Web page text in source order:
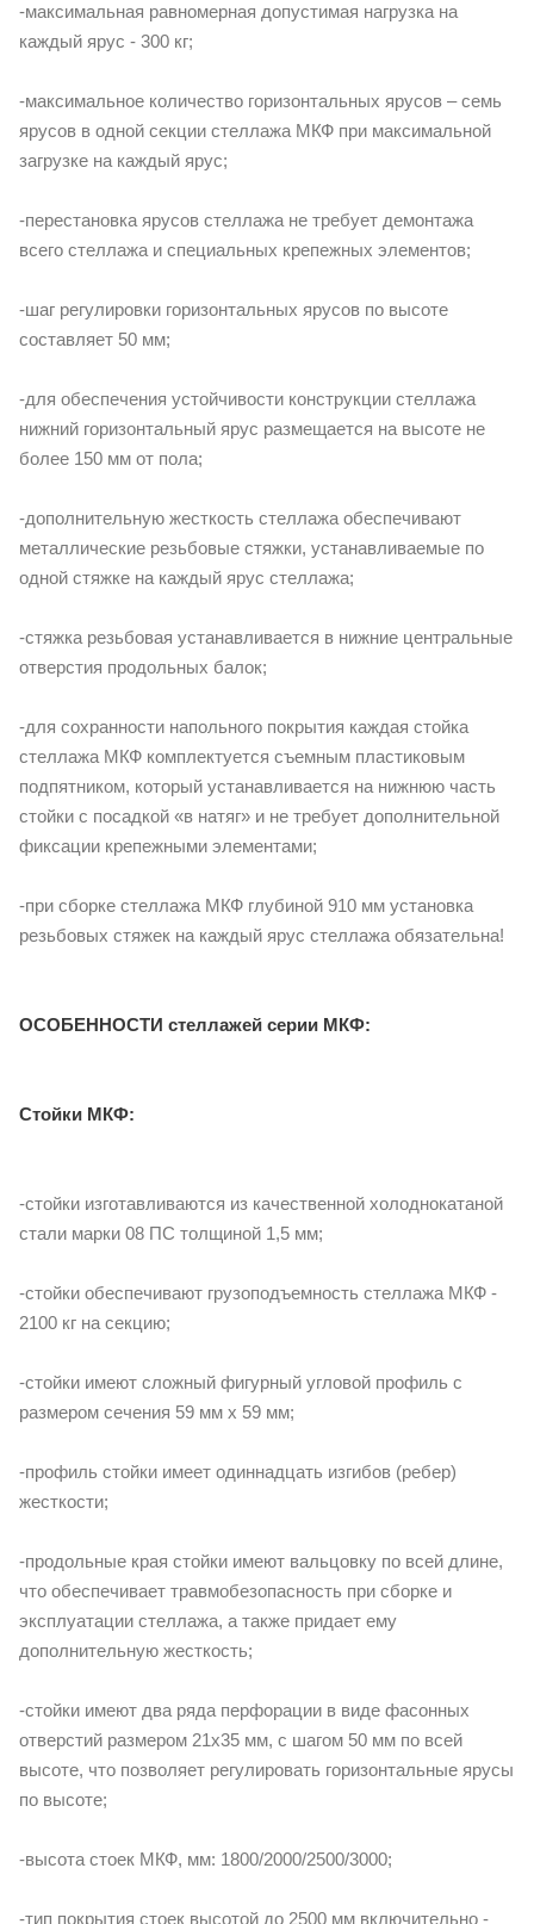
-максимальная равномерная допустимая нагрузка на
каждый ярус - 300 кг;
-максимальное количество горизонтальных ярусов – семь
ярусов в одной секции стеллажа МКФ при максимальной
загрузке на каждый ярус;
-перестановка ярусов стеллажа не требует демонтажа
всего стеллажа и специальных крепежных элементов;
-шаг регулировки горизонтальных ярусов по высоте
составляет 50 мм;
-для обеспечения устойчивости конструкции стеллажа
нижний горизонтальный ярус размещается на высоте не
более 150 мм от пола;
-дополнительную жесткость стеллажа обеспечивают
металлические резьбовые стяжки, устанавливаемые по
одной стяжке на каждый ярус стеллажа;
-стяжка резьбовая устанавливается в нижние центральные
отверстия продольных балок;
-для сохранности напольного покрытия каждая стойка
стеллажа МКФ комплектуется съемным пластиковым
подпятником, который устанавливается на нижнюю часть
стойки с посадкой «в натяг» и не требует дополнительной
фиксации крепежными элементами;
-при сборке стеллажа МКФ глубиной 910 мм установка
резьбовых стяжек на каждый ярус стеллажа обязательна!
ОСОБЕННОСТИ стеллажей серии МКФ:
Стойки МКФ:
-стойки изготавливаются из качественной холоднокатаной
стали марки 08 ПС толщиной 1,5 мм;
-стойки обеспечивают грузоподъемность стеллажа МКФ -
2100 кг на секцию;
-стойки имеют сложный фигурный угловой профиль с
размером сечения 59 мм х 59 мм;
-профиль стойки имеет одиннадцать изгибов (ребер)
жесткости;
-продольные края стойки имеют вальцовку по всей длине,
что обеспечивает травмобезопасность при сборке и
эксплуатации стеллажа, а также придает ему
дополнительную жесткость;
-стойки имеют два ряда перфорации в виде фасонных
отверстий размером 21х35 мм, с шагом 50 мм по всей
высоте, что позволяет регулировать горизонтальные ярусы
по высоте;
-высота стоек МКФ, мм: 1800/2000/2500/3000;
-тип покрытия стоек высотой до 2500 мм включительно -